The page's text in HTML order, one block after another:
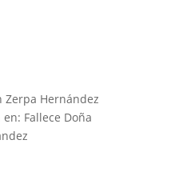
Zerpa Hernández
en: Fallece Doña